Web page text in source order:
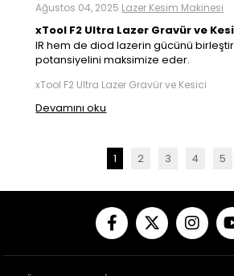
Ağustos 04, 2025 Lazer Kesim Makinesi
xTool F2 Ultra Lazer Gravür ve
IR hem de diod lazerin gücünü
potansiyelini maksimize eder.
xTool F2 Ultra Lazer Gravür ve Kesici
Devamını oku
1 2 3 4 5